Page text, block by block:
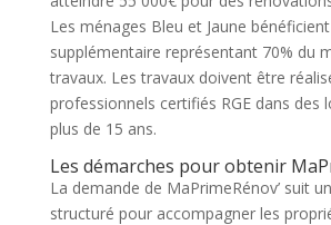
Les ménages Bleu et Jaune bénéficient
supplémentaire représentant 70% du
travaux. Les travaux doivent être
professionnels certifiés RGE dans des
plus de 15 ans.
Les démarches pour obtenir
La demande de MaPrimeRénov’ suit
structuré pour accompagner les